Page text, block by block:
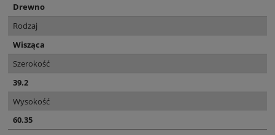
Drewno
Rodzaj
Wisząca
Szerokość
39.2
Wysokość
60.35